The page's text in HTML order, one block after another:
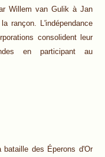
Willem van Gulik à Jan
rançon. L'indépendance
consolident leur
en participant au
bataille des Éperons d'Or